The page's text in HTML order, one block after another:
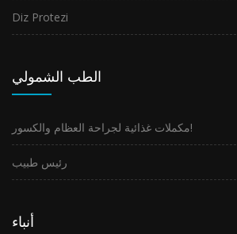
Diz Protezi
الطب الشمولي
مكملات غذائية لجراحة العظام والكسور!
رئيس طبيب
أنباء